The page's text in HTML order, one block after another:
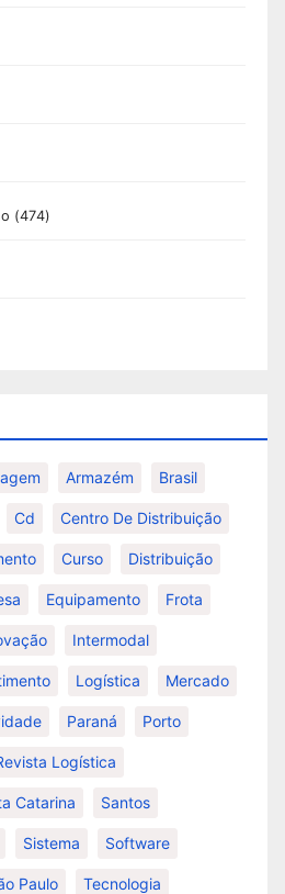
(474)
Armazém Brasil
Cd Centro De Distribuição
Curso Distribuição
Equipamento Frota
Intermodal
Logística Mercado
Paraná Porto
Logística
Catarina Santos
Sistema Software
Paulo Tecnologia